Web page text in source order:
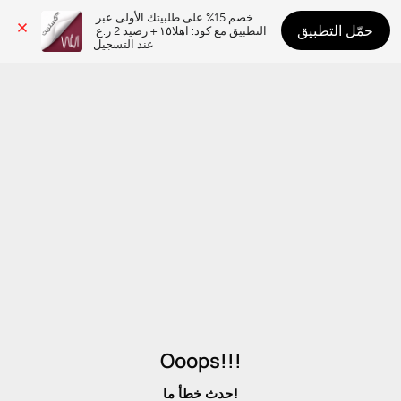
عند التسجيل
حمّل التطبيق
Ooops!!!
حدث خطأ ما!